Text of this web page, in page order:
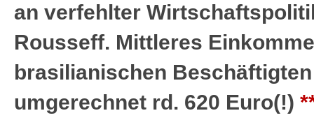
an verfehlter
Rousseff. Mittleres
brasilianischen
umgerechnet rd. 620 Euro(!)